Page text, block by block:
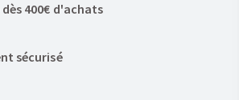
400€ d'achats
sécurisé